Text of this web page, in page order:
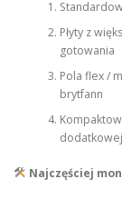
Płyty z
gotowania
Pola flex /
brytfann
Najczęściej